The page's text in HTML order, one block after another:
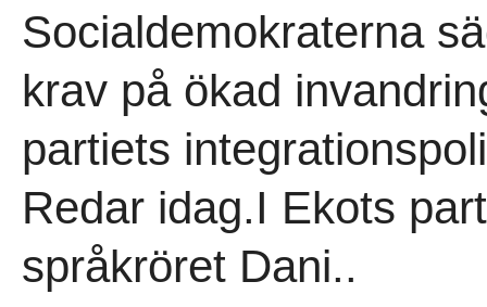
Socialdemokraterna
krav på ökad
partiets
Redar idag.I Ekots
språkröret Dani..